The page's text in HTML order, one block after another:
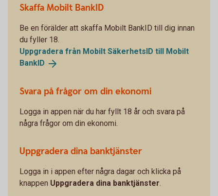
Skaffa Mobilt BankID
Be en förälder att skaffa Mobilt BankID till dig innan
du fyller 18.
Uppgradera från Mobilt SäkerhetsID till Mobilt
BankID
Svara på frågor om din ekonomi
Logga in appen när du har fyllt 18 år och svara på
några frågor om din ekonomi.
Uppgradera dina banktjänster
Logga in i appen efter några dagar och klicka på
knappen Uppgradera dina banktjänster